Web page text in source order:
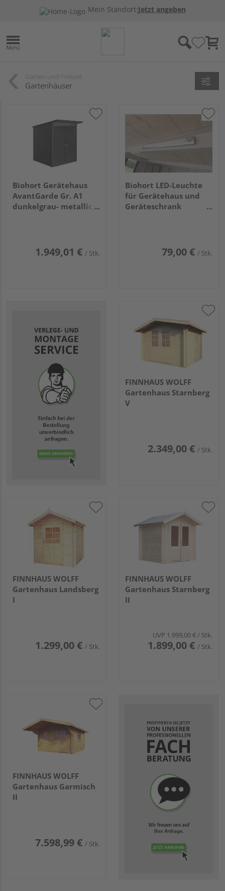
Mein Standort:Jetzt angeben
Gartenhäuser
Biohort Gerätehaus
AvantGarde Gr. A1
dunkelgrau- metallic
1.949,01 € / Stk.
Biohort LED-Leuchte
für Gerätehaus und
Geräteschrank
79,00 € / Stk.
FINNHAUS WOLFF
Gartenhaus Starnberg
V
2.349,00 € / Stk.
FINNHAUS WOLFF
Gartenhaus Landsberg
I
1.299,00 € / Stk.
FINNHAUS WOLFF
Gartenhaus Starnberg
II
UVP 1.999,00 €/ Stk.
1.899,00 € / Stk.
FINNHAUS WOLFF
Gartenhaus Garmisch
II
7.598,99 € / Stk.